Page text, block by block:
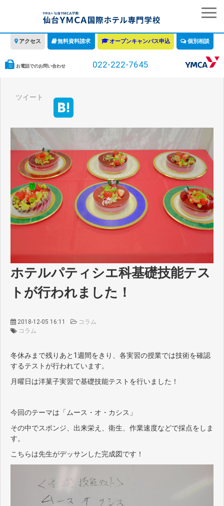
アクセス 無料資料請求 オープンキャンパス申込 個別相談
お電話でのお問い合わせ 022-222-7645
情報公開
募集要項・学費・入学ガイド
ツイート
ホテルパティシエ科基礎技能テス
トが行われました！
2018-12-05 16:11
コラム
コラム
冬休みまで残りあと1週間をきり、各実習の授業では技術を確認
するテストが行われています。
月曜日は洋菓子実習で基礎技能テストを行いました！
今回のテーマは「ムース・オ・カシス」
その中でスポンジ、出来栄え、衛生、作業速度などで採点をしま
す。
こちらは先生がデッサンした完成図です！